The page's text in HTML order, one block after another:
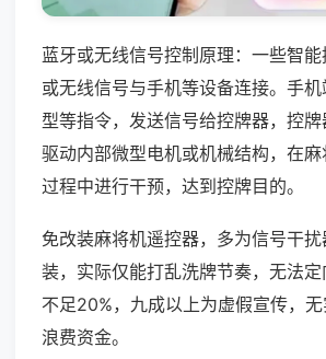
蓝牙或无线信号控制原理：一些智
或无线信号与手机等设备连接。手
型等指令，发送信号给控牌器，控
驱动内部微型电机或机械结构，在
过程中进行干预，达到控牌目的。
免改装麻将机遥控器，多为信号干
装，实际仅能打乱洗牌节奏，无法
不足20%，九成以上为虚假宣传，无
浪费资金。